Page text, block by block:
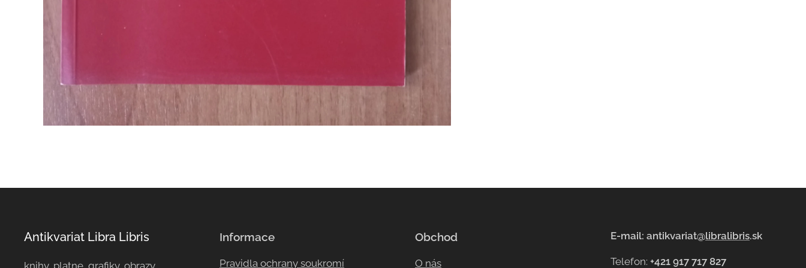
Antikvariat Libra Libris
knihy, platne, grafiky, obrazy, ...
Informace
Pravidla ochrany soukromí
Obchod
O nás
E-mail: antikvariat@libralibris.sk
Telefon: +421 917 717 827